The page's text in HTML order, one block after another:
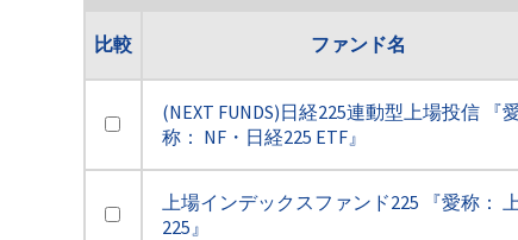
比較 ファンド名
(NEXT FUNDS)日経225連動型上場投信 『
称： NF・日経225 ETF』
上場インデックスファンド225 『愛称：
225』